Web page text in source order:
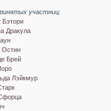
участниц:
Бэтори
Дракула
Остин
Брей
Лэйкмур